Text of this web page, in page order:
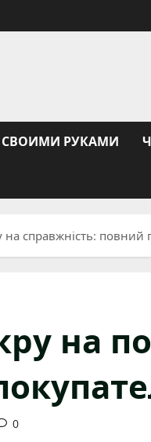
СВОИМИ РУКАМИ
на справжність: повний
на
0